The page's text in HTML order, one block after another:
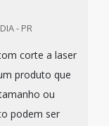
- PR
corte a laser
produto que
ou
podem ser